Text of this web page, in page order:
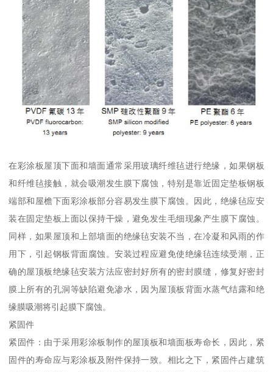
在彩涂板屋顶下面和墙面通常采用玻璃纤维毡进行绝缘，如果钢板
和纤维毡接触，就会吸潮发生膜下腐蚀，特别是靠近固定垫板钢板
端部和屋檐下面彩涂板部分容易发生膜下腐蚀。因此，绝缘毡应安
装在固定垫板上面以保持干燥，避免发生毛细现象产生膜下腐蚀。
同样，如果屋顶和上部墙面的绝缘毡安装不当，在冷凝和风雨的作
用下，引起钢板背面腐蚀。安装过程应避免使绝缘毡连续受潮，正
确的屋顶板绝缘毡安装方法应密封好所有的密封膜缝，修复好密封
膜上所有的孔洞等缺陷避免渗水，因为屋顶板背面水蒸气结露和绝
缘膜吸潮将引起膜下腐蚀。
紧固件
紧固件：由于采用彩涂板制作的屋顶板和墙面板寿命长，因此，紧
固件的寿命应与彩涂板及附件保持一致。相比之下，紧固件占建筑